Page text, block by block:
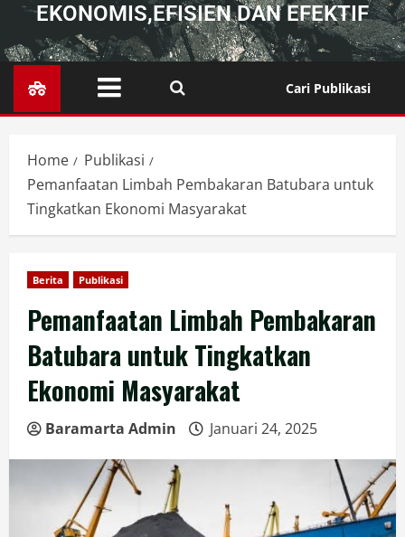
EKONOMIS,EFISIEN DAN EFEKTIF
Cari Publikasi
Home
Publikasi
Pemanfaatan Limbah Pembakaran Batubara untuk
Tingkatkan Ekonomi Masyarakat
Berita Publikasi
Pemanfaatan Limbah Pembakaran
Batubara untuk Tingkatkan
Ekonomi Masyarakat
Baramarta Admin Januari 24, 2025